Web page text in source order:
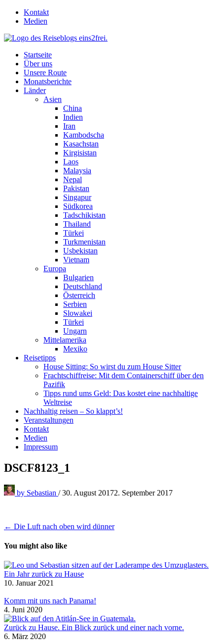
Skip
Kontakt
Medien
Startseite
Über uns
Unsere Route
Monatsberichte
Länder
Asien
China
Indien
Iran
Kambodscha
Kasachstan
Kirgisistan
Laos
Malaysia
Nepal
Pakistan
Singapur
Südkorea
Tadschikistan
Thailand
Türkei
Turkmenistan
Usbekistan
Vietnam
Europa
Bulgarien
Deutschland
Österreich
Serbien
Slowakei
Türkei
Ungarn
Mittelamerika
Mexiko
Reisetipps
House Sitting: So wirst du zum House Sitter
Frachtschiffreise: Mit dem Containerschiff über den
Pazifik
Tipps rund ums Geld: Das kostet eine nachhaltige
Weltreise
Nachhaltig reisen – So klappt’s!
Veranstaltungen
Kontakt
Medien
Impressum
DSCF8123_1
by Sebastian / 30. August 20172. September 2017
Beitragsnavigation
← Die Luft nach oben wird dünner
You might also like
Ein Jahr zurück zu Hause
10. Januar 2021
Komm mit uns nach Panama!
4. Juni 2020
Zurück zu Hause. Ein Blick zurück und einer nach vorne.
6. März 2020